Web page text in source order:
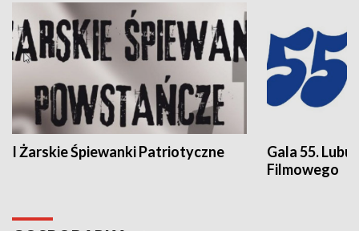
I Żarskie Śpiewanki Patriotyczne
Gala 55.
Filmowego